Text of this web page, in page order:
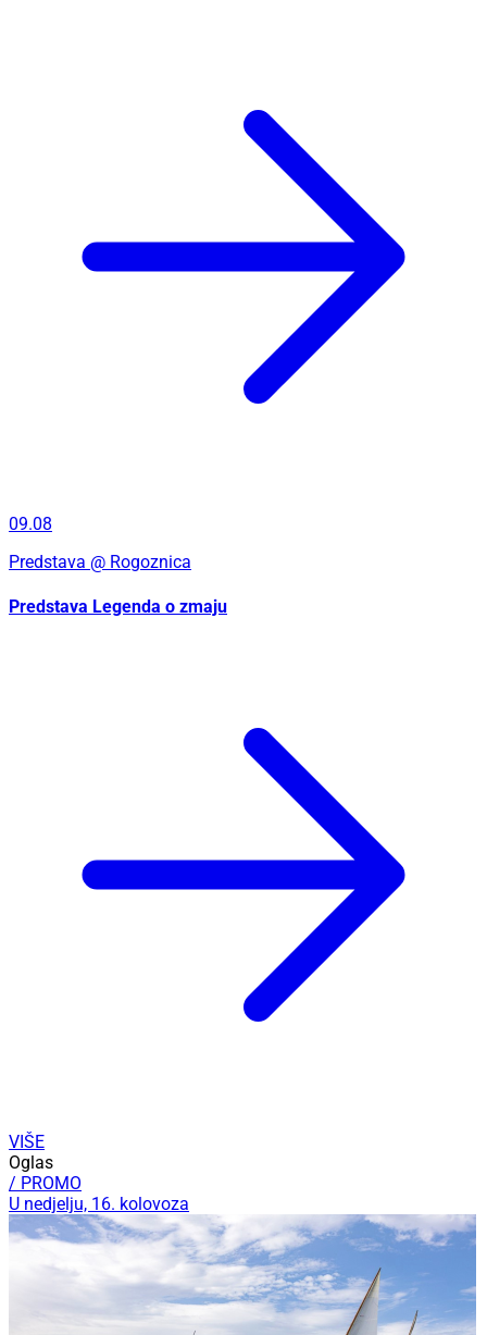
09.08
Predstava @ Rogoznica
Predstava Legenda o zmaju
VIŠE
Oglas
/ PROMO
U nedjelju, 16. kolovoza